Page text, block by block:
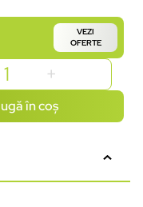
VEZI
OFERTE
în coș